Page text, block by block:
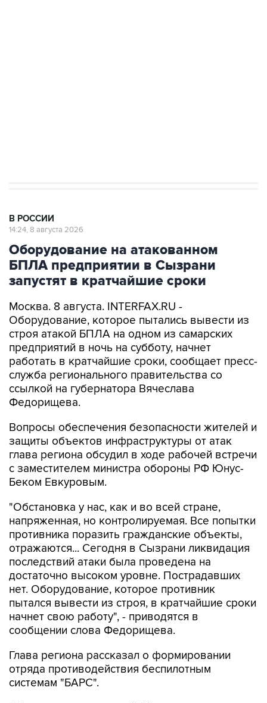
Оборудование на атакованном
БПЛА предприятии в Сызрани
запустят в кратчайшие сроки
Москва. 8 августа. INTERFAX.RU -
строя атакой БПЛА на одном из самарских
предприятий в ночь на субботу, начнет
работать в кратчайшие сроки, сообщает пресс-
служба регионального правительства со
ссылкой на губернатора Вячеслава
Федорищева.
Вопросы обеспечения безопасности жителей и
глава региона обсудил в ходе рабочей встречи
с заместителем министра обороны РФ Юнус-
Беком Евкуровым.
"Обстановка у нас, как и во всей стране,
противника поразить гражданские объекты,
отражаются... Сегодня в Сызрани ликвидация
последствий атаки была проведена на
достаточно высоком уровне. Пострадавших
нет. Оборудование, которое противник
пытался вывести из строя, в кратчайшие сроки
начнет свою работу", - приводятся в
сообщении слова Федорищева.
Глава региона рассказал о формировании
системам "БАРС".
"Штатное расписание - 900 человек.